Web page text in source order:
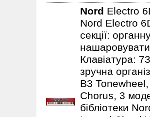
Nord Electro
Nord Electro
секції:
нашаровувати
Клавіатура:
зручна
B3
Chorus, 3
бібліотеки